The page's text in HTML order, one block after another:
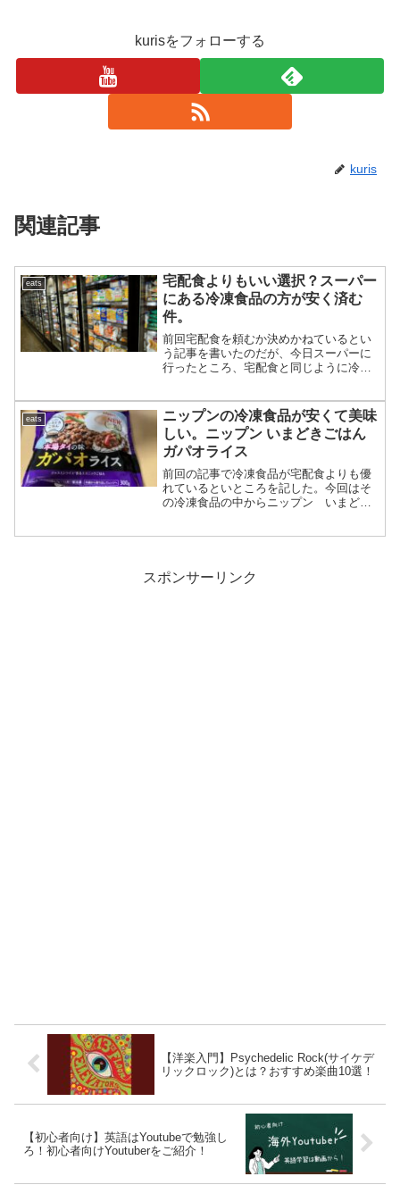
kurisをフォローする
kuris
関連記事
eats
宅配食よりもいい選択？スーパー
にある冷凍食品の方が安く済む
件。
前回宅配食を頼むか決めかねているとい
う記事を書いたのだが、今日スーパーに
行ったところ、宅配食と同じように冷凍
きた。 値段宅配食は大体が１食500円〜
600円ほどと微妙に...
eats
ニップンの冷凍食品が安くて美味
しい。ニップン いまどきごはん
ガパオライス
前回の記事で冷凍食品が宅配食よりも優
れているといところを記した。今回はそ
の冷凍食品の中からニップン いまどき
スポンサーリンク
【洋楽入門】Psychedelic Rock(サイケデ
リックロック)とは？おすすめ楽曲10選！
【初心者向け】英語はYoutubeで勉強し
ろ！初心者向けYoutuberをご紹介！